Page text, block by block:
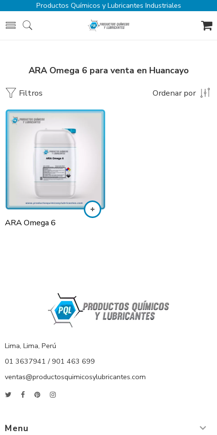
Productos Químicos y Lubricantes Industriales
ARA Omega 6 para venta en Huancayo
Filtros Ordenar por
ARA Omega 6
Lima, Lima, Perú
01 3637941 / 901 463 699
ventas@productosquimicosylubricantes.com
Menu